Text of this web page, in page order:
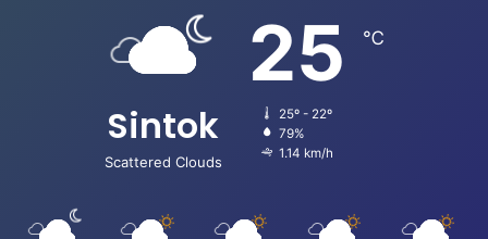
Sintok
Scattered Clouds
25 ℃
25º - 22º
79%
1.14 km/h